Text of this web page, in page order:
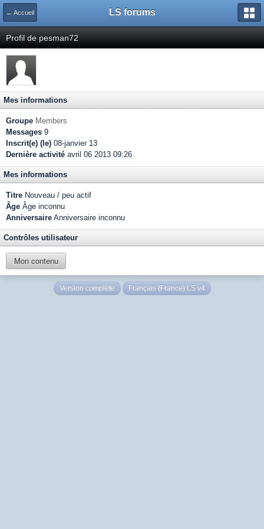
← Accueil LS forums
Profil de pesman72
Mes informations
Groupe Members
Messages 9
Inscrit(e) (le) 08-janvier 13
Dernière activité avril 06 2013 09:26
Mes informations
Titre Nouveau / peu actif
Âge Âge inconnu
Anniversaire Anniversaire inconnu
Contrôles utilisateur
Mon contenu
Version complète Français (France) LS v4